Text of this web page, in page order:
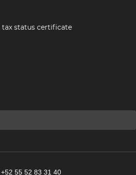
status certificate
+52 55 52 83 31 40